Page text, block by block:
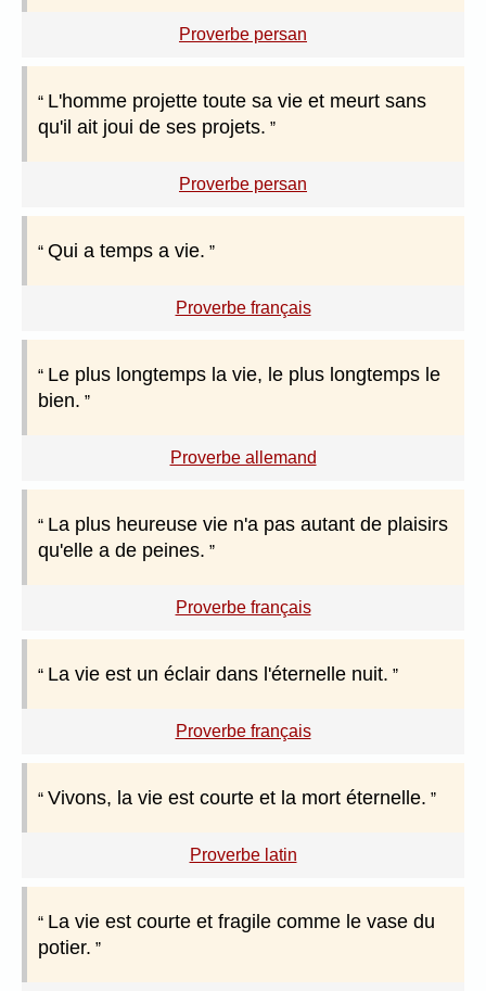
Proverbe persan
L'homme projette toute sa vie et meurt sans
qu'il ait joui de ses projets.
Proverbe persan
Qui a temps a vie.
Proverbe français
Le plus longtemps la vie, le plus longtemps le
bien.
Proverbe allemand
La plus heureuse vie n'a pas autant de plaisirs
qu'elle a de peines.
Proverbe français
La vie est un éclair dans l'éternelle nuit.
Proverbe français
Vivons, la vie est courte et la mort éternelle.
Proverbe latin
La vie est courte et fragile comme le vase du
potier.